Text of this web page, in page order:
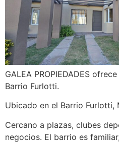
GALEA PROPIEDADES
Barrio Furlotti.
Ubicado en el Barrio Furlotti,
Cercano a plazas, clubes
negocios. El barrio es